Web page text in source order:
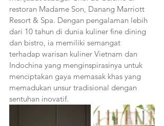
restoran Madame Son, Danang Marriott
Resort & Spa. Dengan pengalaman lebih
dari 10 tahun di dunia kuliner fine dining
dan bistro, ia memiliki semangat
terhadap warisan kuliner Vietnam dan
Indochina yang menginspirasinya untuk
menciptakan gaya memasak khas yang
memadukan unsur tradisional dengan
sentuhan inovatif.